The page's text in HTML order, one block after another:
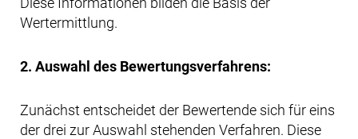
Wertermittlung.
2. Auswahl des Bewertungsverfahrens:
Zunächst entscheidet der Bewertende sich für eins
der drei zur Auswahl stehenden Verfahren. Diese